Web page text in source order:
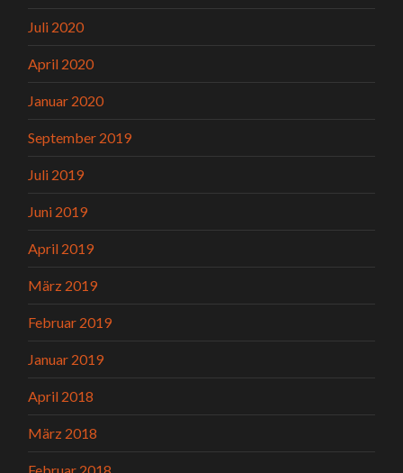
Juli 2020
April 2020
Januar 2020
September 2019
Juli 2019
Juni 2019
April 2019
März 2019
Februar 2019
Januar 2019
April 2018
März 2018